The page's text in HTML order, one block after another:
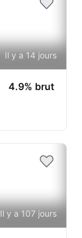
Il y a 14 jours
4.9% brut
Il y a 107 jours